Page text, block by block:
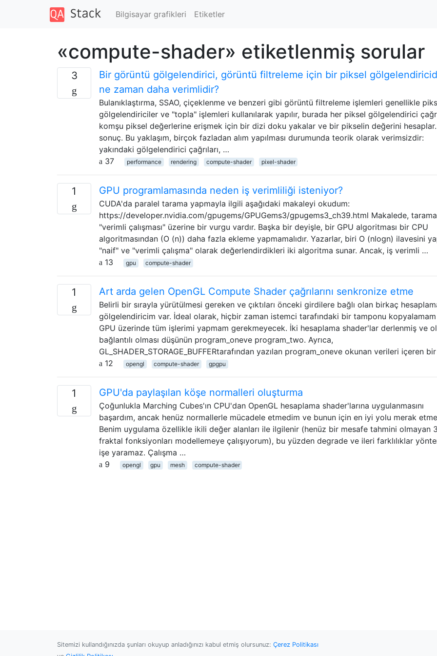
Bilgisayar grafikleri Etiketler
«compute-shader» etiketlenmiş sorular
3
Bir görüntü gölgelendirici, görüntü filtreleme için bir piksel
ne zaman daha verimlidir?
Bulanıklaştırma, SSAO, çiçeklenme ve benzeri gibi görüntü filtreleme işlemleri genellikle
gölgelendiriciler ve "topla" işlemleri kullanılarak yapılır, burada her piksel gölgelendirici
komşu piksel değerlerine erişmek için bir dizi doku yakalar ve bir pikselin değerini hesaplar.
sonuç. Bu yaklaşım, birçok fazladan alım yapılması durumunda teorik olarak verimsizdir:
yakındaki gölgelendirici çağrıları, …
37
performance rendering compute-shader pixel-shader
1 GPU programlamasında neden iş verimliliği isteniyor?
CUDA'da paralel tarama yapmayla ilgili aşağıdaki makaleyi okudum:
https://developer.nvidia.com/gpugems/GPUGems3/gpugems3_ch39.html Makalede,
"verimli çalışması" üzerine bir vurgu vardır. Başka bir deyişle, bir GPU algoritması bir CPU
algoritmasından (O (n)) daha fazla ekleme yapmamalıdır. Yazarlar, biri O (nlogn) ilavesini
"naif" ve "verimli çalışma" olarak değerlendirdikleri iki algoritma sunar. Ancak, iş verimli …
13
gpu compute-shader
1 Art arda gelen OpenGL Compute Shader çağrılarını senkronize etme
Belirli bir sırayla yürütülmesi gereken ve çıktıları önceki girdilere bağlı olan birkaç
gölgelendiricim var. İdeal olarak, hiçbir zaman istemci tarafındaki bir tamponu
GPU üzerinde tüm işlerimi yapmam gerekmeyecek. İki hesaplama shader'lar derlenmiş ve
bağlantılı olması düşünün program_oneve program_two. Ayrıca,
GL_SHADER_STORAGE_BUFFERtarafından yazılan program_oneve okunan verileri içeren
12
opengl compute-shader gpgpu
1 GPU'da paylaşılan köşe normalleri oluşturma
Çoğunlukla Marching Cubes'ın CPU'dan OpenGL hesaplama shader'larına uygulanmasını
başardım, ancak henüz normallerle mücadele etmedim ve bunun için en iyi yolu merak
Benim uygulama özellikle ikili değer alanları ile ilgilenir (henüz bir mesafe tahmini olmayan
fraktal fonksiyonları modellemeye çalışıyorum), bu yüzden degrade ve ileri farklılıklar
işe yaramaz. Çalışma …
9
opengl gpu mesh compute-shader
Sitemizi kullandığınızda şunları okuyup anladığınızı kabul etmiş olursunuz: Çerez Politikası